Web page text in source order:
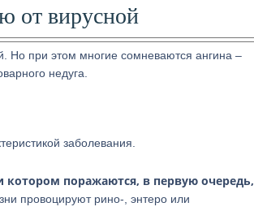
от вирусной
Но при этом многие сомневаются ангина –
недуга.
заболевания.
котором поражаются, в первую очередь,
провоцируют рино-, энтеро или